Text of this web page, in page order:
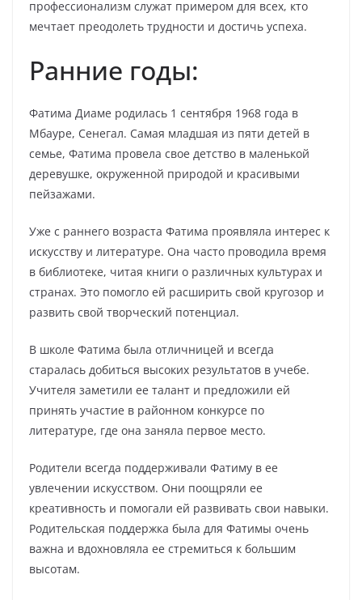
профессионализм служат примером для всех, кто
мечтает преодолеть трудности и достичь успеха.
Ранние годы:
Фатима Диаме родилась 1 сентября 1968 года в
Мбауре, Сенегал. Самая младшая из пяти детей в
семье, Фатима провела свое детство в маленькой
деревушке, окруженной природой и красивыми
пейзажами.
Уже с раннего возраста Фатима проявляла интерес к
искусству и литературе. Она часто проводила время
в библиотеке, читая книги о различных культурах и
странах. Это помогло ей расширить свой кругозор и
развить свой творческий потенциал.
В школе Фатима была отличницей и всегда
старалась добиться высоких результатов в учебе.
Учителя заметили ее талант и предложили ей
принять участие в районном конкурсе по
литературе, где она заняла первое место.
Родители всегда поддерживали Фатиму в ее
увлечении искусством. Они поощряли ее
креативность и помогали ей развивать свои навыки.
Родительская поддержка была для Фатимы очень
важна и вдохновляла ее стремиться к большим
высотам.